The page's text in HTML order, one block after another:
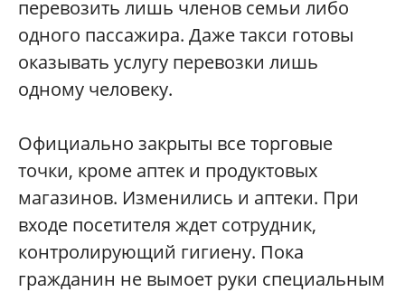
перевозить лишь членов семьи либо
одного пассажира. Даже такси готовы
оказывать услугу перевозки лишь
одному человеку.
Официально закрыты все торговые
точки, кроме аптек и продуктовых
магазинов. Изменились и аптеки. При
входе посетителя ждет сотрудник,
контролирующий гигиену. Пока
гражданин не вымоет руки специальным